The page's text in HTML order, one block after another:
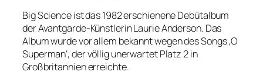
Big Science ist das 1982 erschienene Debütalbum
der Avantgarde-Künstlerin Laurie Anderson. Das
Album wurde vor allem bekannt wegen des Songs ‚O
Superman‘, der völlig unerwartet Platz 2 in
Großbritannien erreichte.